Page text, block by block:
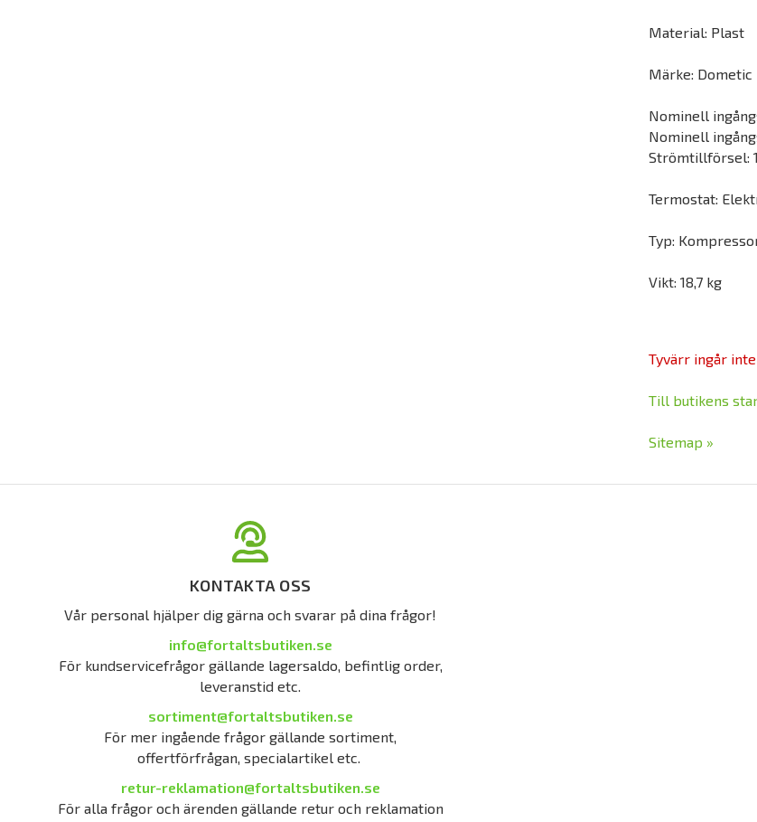
Material: Plast
Märke: Dometic
Nominell
Nominell
Strömtillförsel:
Termostat:
Typ:
Vikt: 18,7 kg
Tyvärr ingår
Till butikens
Sitemap »
KONTAKTA OSS
Vår personal hjälper dig gärna och svarar på dina frågor!
info@fortaltsbutiken.se
För kundservicefrågor gällande lagersaldo, befintlig order,
leveranstid etc.
sortiment@fortaltsbutiken.se
För mer ingående frågor gällande sortiment,
offertförfrågan, specialartikel etc.
retur-reklamation@fortaltsbutiken.se
För alla frågor och ärenden gällande retur och reklamation